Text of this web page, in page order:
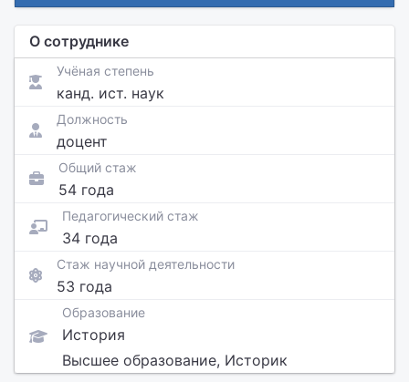
О сотруднике
Учёная степень
канд. ист. наук
Должность
доцент
Общий стаж
54 года
Педагогический стаж
34 года
Стаж научной деятельности
53 года
Образование
История
Высшее образование, Историк